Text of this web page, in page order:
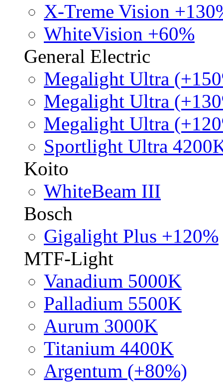
X-Treme Vision
WhiteVision +60%
General Electric
Megalight Ultra
Megalight Ultra
Megalight Ultra
Sportlight Ultra
Koito
WhiteBeam III
Bosch
Gigalight Plus +120%
MTF-Light
Vanadium 5000K
Palladium 5500K
Aurum 3000K
Titanium 4400K
Argentum (+80%)